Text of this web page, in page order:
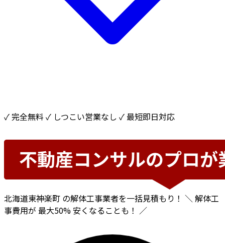
✓ 完全無料 ✓ しつこい営業なし ✓ 最短即日対応
北海道東神楽町 の解体工事業者を一括見積もり！ ＼ 解体工
事費用が 最大50%安くなることも！ ／